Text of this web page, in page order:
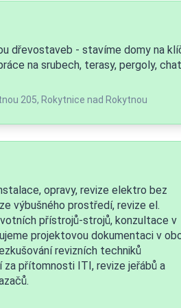
dřevostaveb - stavíme domy na
na srubech, terasy, pergoly,
205, Rokytnice nad Rokytnou
opravy, revize elektro bez
výbušného prostředí, revize el.
přístrojů-strojů, konzultace v
projektovou dokumentaci v
revizních techniků
přítomnosti ITI, revize jeřábů a